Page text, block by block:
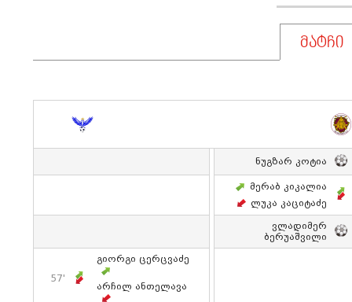
მატჩი
Ნუგზარ Კოტია
Მერაბ Კიკალია
Ლუკა Კაციტაძე
Ვლადიმერ
Ბერუაშვილი
57'
Გიორგი Ცერცვაძე
Არჩილ Ანთელავა